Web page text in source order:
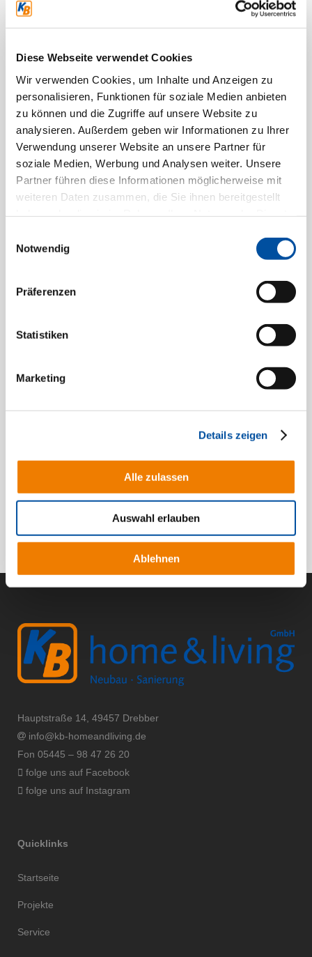
Diese Webseite verwendet Cookies
Wir verwenden Cookies, um Inhalte und Anzeigen zu
personalisieren, Funktionen für soziale Medien anbieten
zu können und die Zugriffe auf unsere Website zu
analysieren. Außerdem geben wir Informationen zu Ihrer
Verwendung unserer Website an unsere Partner für
soziale Medien, Werbung und Analysen weiter. Unsere
Partner führen diese Informationen möglicherweise mit
weiteren Daten zusammen, die Sie ihnen bereitgestellt
Notwendig
Präferenzen
Statistiken
Marketing
Details zeigen
Alle zulassen
Auswahl erlauben
Ablehnen
3 WOHNEINHEITEN
DREBBER
3 Wohneinheiten
Massivhausbauweise
sich das Mehrparteienhaus mit drei
echten Wohlfühlfaktor auch auf kleiner Fläche.
Mitarbeiterwohnungen eingesetzt, können aber
Hauptstraße 14, 49457 Drebber
info@kb-homeandliving.de
Fon 05445 – 98 47 26 20
folge uns auf Facebook
folge uns auf Instagram
Quicklinks
Startseite
Projekte
Service